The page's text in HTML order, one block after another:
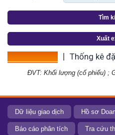
Tìm
Xuất
Thống kê
ĐVT: Khối lượng (cổ phiếu) ;
Dữ liệu giao dịch Hồ sơ
Báo cáo phân tích Tra cứu